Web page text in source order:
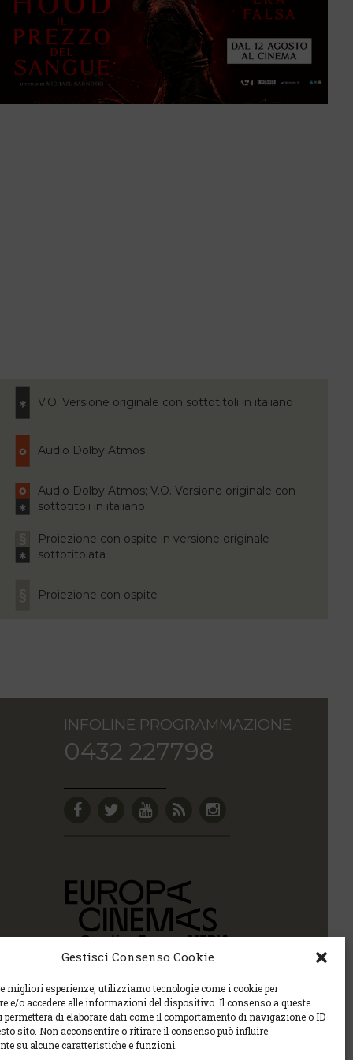
Gestisci Consenso Cookie
migliori esperienze, utilizziamo tecnologie come i cookie per
e/o accedere alle informazioni del dispositivo. Il consenso a queste
permetterà di elaborare dati come il comportamento di navigazione o ID
sito. Non acconsentire o ritirare il consenso può influire
su alcune caratteristiche e funzioni.
V.O. Versione originale con sottotitoli in italiano
Audio Dolby Atmos
Audio Dolby Atmos; V.O. Versione originale con
sottotitoli in italiano
Proiezione con ospite in versione originale
sottotitolata
Proiezione con ospite
INFOLINE PROGRAMMAZIONE
0432 227798